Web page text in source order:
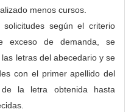
menos cursos.
según el criterio
exceso de demanda, se
letras del abecedario y se
con el primer apellido del
la letra obtenida hasta